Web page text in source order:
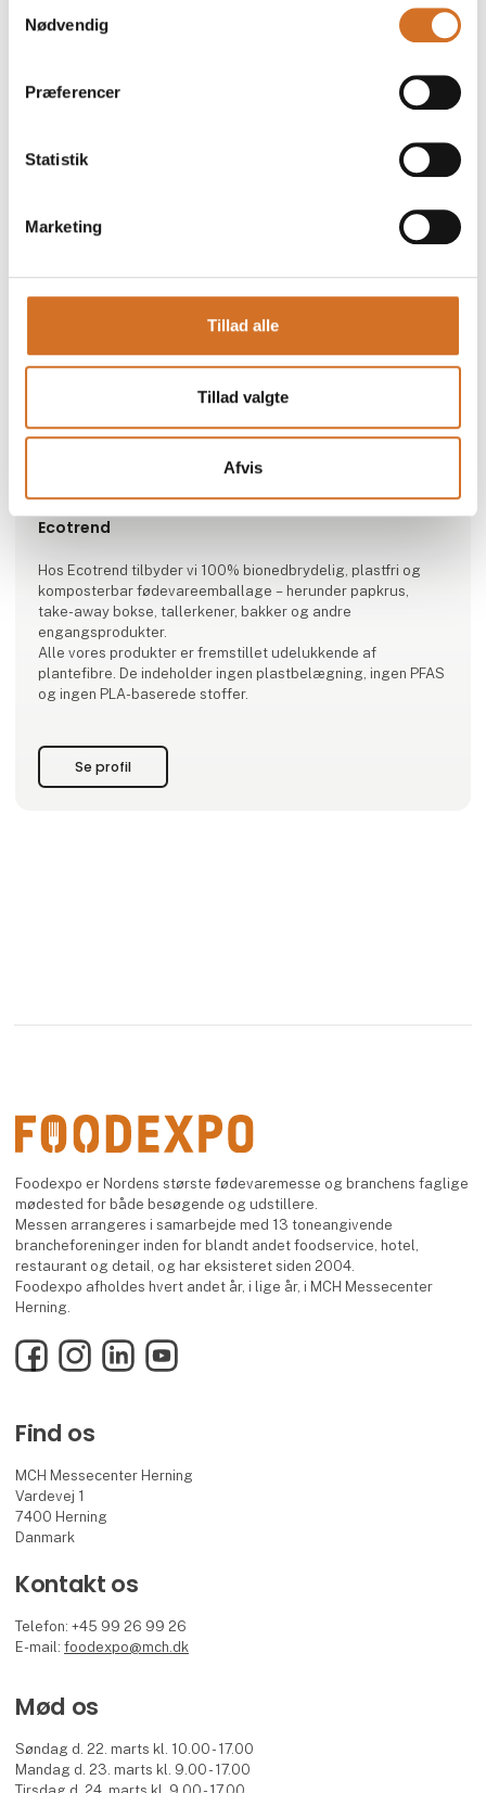
Nødvendig
Præferencer
Statistik
Marketing
Tillad alle
Tillad valgte
Afvis
Produktet er medbragt på messen
Produktet er tilføjet af:
Ecotrend
Hos Ecotrend tilbyder vi 100% bionedbrydelig, plastfri og
komposterbar fødevareemballage – herunder papkrus,
take-away bokse, tallerkener, bakker og andre
engangsprodukter.
Alle vores produkter er fremstillet udelukkende af
plantefibre. De indeholder ingen plastbelægning, ingen PFAS
og ingen PLA-baserede stoffer.
Se profil
Foodexpo er Nordens største fødevaremesse og branchens faglige
mødested for både besøgende og udstillere.
Messen arrangeres i samarbejde med 13 toneangivende
brancheforeninger inden for blandt andet foodservice, hotel,
restaurant og detail, og har eksisteret siden 2004.
Foodexpo afholdes hvert andet år, i lige år, i MCH Messecenter
Herning.
FacebookInstagramLinkedInYouTube
Find os
MCH Messecenter Herning
Vardevej 1
7400 Herning
Danmark
Kontakt os
Telefon: +45 99 26 99 26
E-mail:foodexpo@mch.dk
Mød os
Søndag d. 22. marts kl. 10.00 - 17.00
Mandag d. 23. marts kl. 9.00 - 17.00